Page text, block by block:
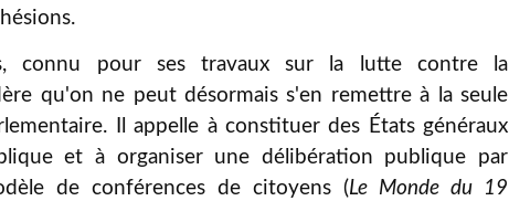
connu pour ses travaux sur la lutte contre la
qu'on ne peut désormais s'en remettre à la seule
Il appelle à constituer des États généraux
et à organiser une délibération publique par
de conférences de citoyens (Le Monde du 19